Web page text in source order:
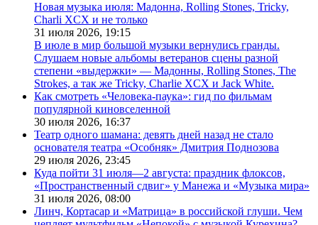
Новая музыка июля: Мадонна, Rolling Stones, Tricky,
Charli XCX и не только
31 июля 2026, 19:15
В июле в мир большой музыки вернулись гранды.
Слушаем новые альбомы ветеранов сцены разной
степени «выдержки» — Мадонны, Rolling Stones, The
Strokes, а так же Tricky, Charlie XCX и Jack White.
Как смотреть «Человека-паука»: гид по фильмам
популярной киновселенной
30 июля 2026, 16:37
Театр одного шамана: девять дней назад не стало
основателя театра «Особняк» Дмитрия Поднозова
29 июля 2026, 23:45
Куда пойти 31 июля—2 августа: праздник флоксов,
«Пространственный сдвиг» у Манежа и «Музыка мира»
31 июля 2026, 08:00
Линч, Кортасар и «Матрица» в российской глуши. Чем